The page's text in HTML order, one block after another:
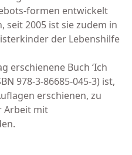
formen entwickelt
seit 2005 ist sie zudem in
der Lebenshilfe
erschienene Buch ‘Ich
978-3-86685-045-3) ist,
erschienen, zu
Arbeit mit